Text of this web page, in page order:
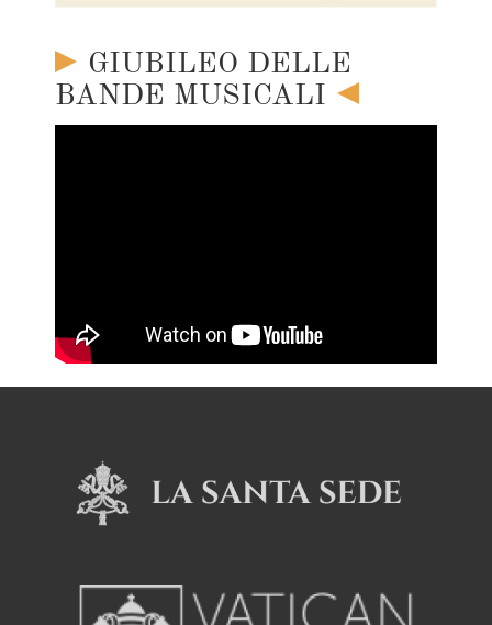
GIUBILEO DELLE
BANDE MUSICALI